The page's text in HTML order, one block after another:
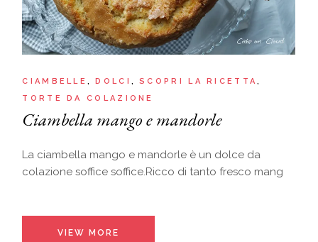
CIAMBELLE DOLCI
SCOPRI LA RICETTA
TORTE DA COLAZIONE
Ciambella mango e mandorle
La ciambella mango e mandorle è un dolce da
colazione soffice soffice.Ricco di tanto fresco mang
VIEW MORE